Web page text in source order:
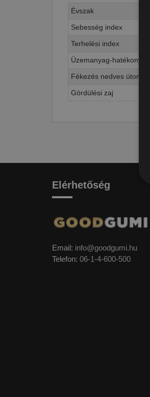
Évszak
Sebesség index
Terhelési index
Üzemanyag-hatékonyság
Fékezés nedves úton
Gördülési zaj
Elérhetőség
Email: info@goodgumi.hu
Telefon: 06-1-4-600-500